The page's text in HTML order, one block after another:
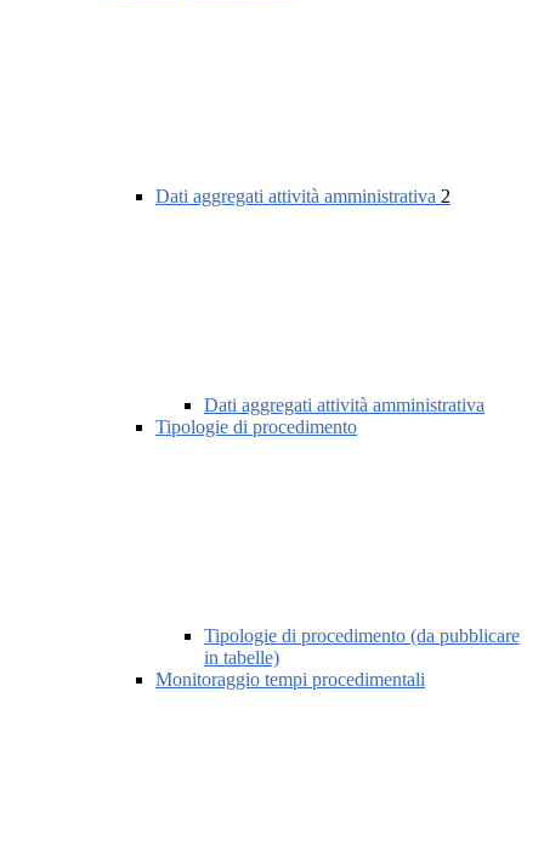
Dati aggregati attività amministrativa 2
Dati aggregati attività amministrativa
Tipologie di procedimento
Tipologie di procedimento (da pubblicare
in tabelle)
Monitoraggio tempi procedimentali